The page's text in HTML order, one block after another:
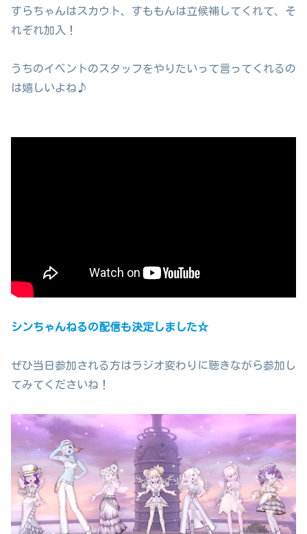
すらちゃんはスカウト、すももんは立候補してくれて、そ
れぞれ加入！
うちのイベントのスタッフをやりたいって言ってくれるの
は嬉しいよね♪
シンちゃんねるの配信も決定しました☆
ぜひ当日参加される方はラジオ変わりに聴きながら参加し
てみてくださいね！